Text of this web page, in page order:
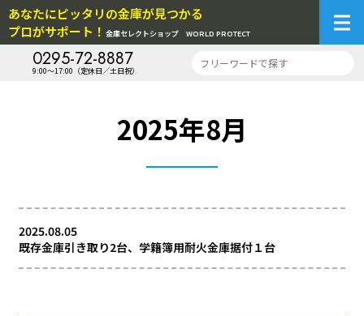
あなたにピッタリの金庫が見つかる
プロがサポート！ 金庫セレクトショップ WORLD PROTECT
0295-72-8887
9:00～17:00（定休日／土日祝）
2025年8月
2025.08.05
既存金庫引き取り2台、学籍簿用耐火金庫据付１台